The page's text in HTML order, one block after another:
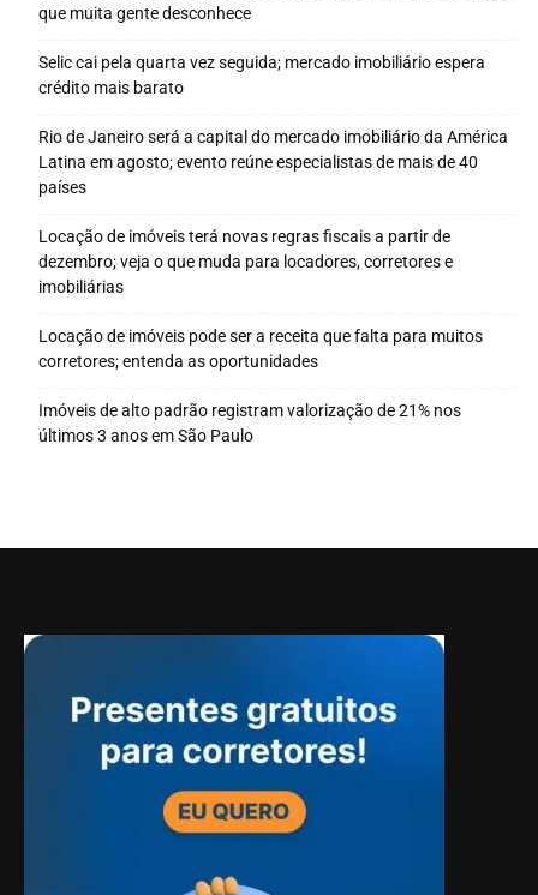
que muita gente desconhece
Selic cai pela quarta vez seguida; mercado imobiliário espera
crédito mais barato
Rio de Janeiro será a capital do mercado imobiliário da América
Latina em agosto; evento reúne especialistas de mais de 40
países
Locação de imóveis terá novas regras fiscais a partir de
dezembro; veja o que muda para locadores, corretores e
imobiliárias
Locação de imóveis pode ser a receita que falta para muitos
corretores; entenda as oportunidades
Imóveis de alto padrão registram valorização de 21% nos
últimos 3 anos em São Paulo